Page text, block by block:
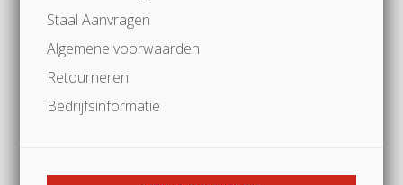
Staal Aanvragen
Algemene voorwaarden
Retourneren
Bedrijfsinformatie